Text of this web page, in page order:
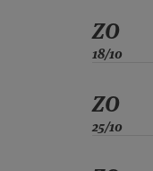
ZO
18/10
ZO
25/10